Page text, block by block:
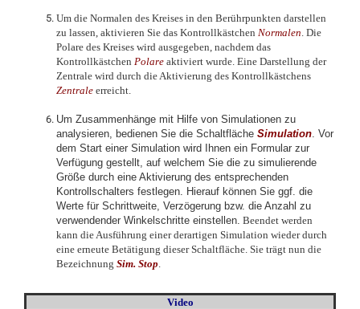
Um die Normalen des Kreises in den Berührpunkten darstellen
zu lassen, aktivieren Sie das Kontrollkästchen Normalen . Die
Polare des Kreises wird ausgegeben, nachdem das
Kontrollkästchen Polare aktiviert wurde. Eine Darstellung der
Zentrale wird durch die Aktivierung des Kontrollkästchens
Zentrale erreicht.
Um Zusammenhänge mit Hilfe von Simulationen zu
analysieren, bedienen Sie die Schaltfläche Simulation . Vor
dem Start einer Simulation wird Ihnen ein Formular zur
Verfügung gestellt, auf welchem Sie die zu simulierende
Größe durch eine Aktivierung des entsprechenden
Kontrollschalters festlegen. Hierauf können Sie ggf. die
Werte für Schrittweite, Verzögerung bzw. die Anzahl zu
verwendender Winkelschritte einstellen. Beendet werden
kann die Ausführung einer derartigen Simulation wieder durch
eine erneute Betätigung dieser Schaltfläche. Sie trägt nun die
Bezeichnung Sim. Stop
Video